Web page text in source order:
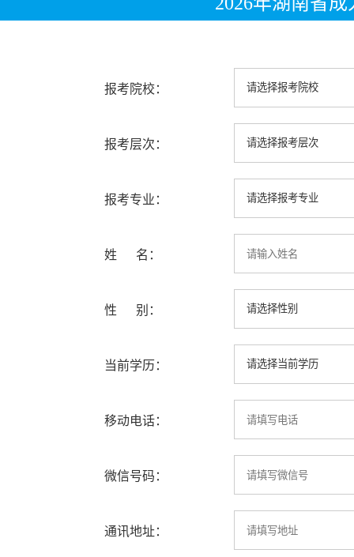
报考院校：
报考层次：
报考专业：
姓 名：
性 别：
当前学历：
移动电话：
微信号码：
通讯地址：